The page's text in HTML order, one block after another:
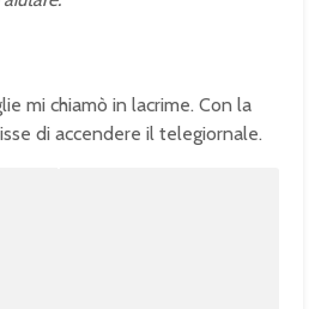
mi chiamò in lacrime. Con la
di accendere il telegiornale.